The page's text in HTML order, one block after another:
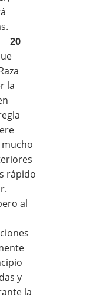
20
la
rápido
al
y
la